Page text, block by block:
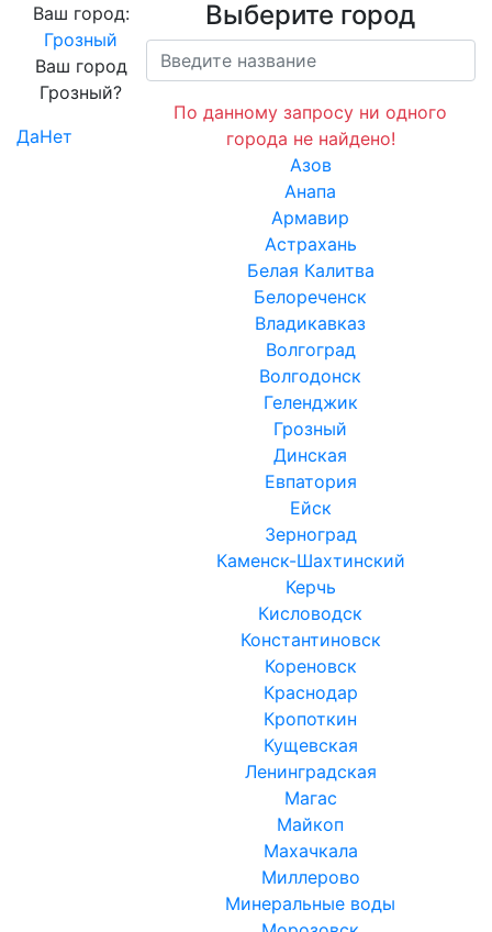
Ваш город:
Грозный
Ваш город
Грозный?
ДаНет
Выберите город
По данному запросу ни одного
города не найдено!
Азов
Анапа
Армавир
Астрахань
Белая Калитва
Белореченск
Владикавказ
Волгоград
Волгодонск
Геленджик
Грозный
Динская
Евпатория
Ейск
Зерноград
Каменск-Шахтинский
Керчь
Кисловодск
Константиновск
Кореновск
Краснодар
Кропоткин
Кущевская
Ленинградская
Магас
Майкоп
Махачкала
Миллерово
Минеральные воды